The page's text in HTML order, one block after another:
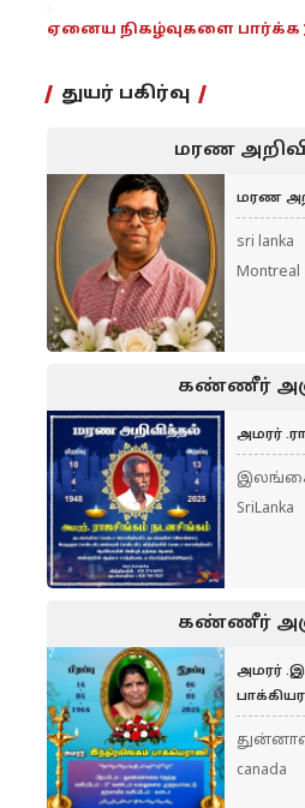
ஏனைய நிகழ்வுகளை பார்க்க
துயர் பகிர்வு
மரண
மரண
sri lanka
Montreal
கண்ணீர்
அமரர்
SriLanka
கண்ணீர்
அமரர்
canada